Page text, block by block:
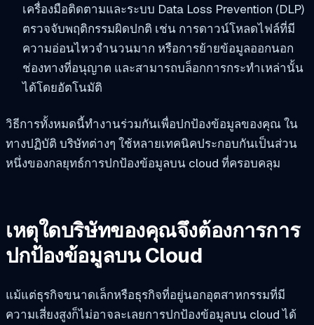
เครื่องมือติดตามและระบบ Data Loss Prevention (DLP)
ตรวจจับพฤติกรรมผิดปกติ เช่น การดาวน์โหลดไฟล์ที่มี
ความอ่อนไหวจำนวนมาก หรือการย้ายข้อมูลออกนอก
ช่องทางที่อนุญาต และสามารถบล็อกการกระทำเหล่านั้น
ได้โดยอัตโนมัติ
วิธีการทั้งหมดนี้ทำงานร่วมกันเพื่อปกป้องข้อมูลของคุณ ใน
ทางปฏิบัติ บริษัทต่างๆ ใช้หลายเทคนิคประกอบกันเป็นส่วน
หนึ่งของกลยุทธ์การปกป้องข้อมูลบน cloud ที่ครอบคลุม
เหตุใดบริษัทของคุณจึงต้องการการ
ปกป้องข้อมูลบน Cloud
แม้แต่ธุรกิจขนาดเล็กหรือธุรกิจที่อยู่นอกอุตสาหกรรมที่มี
ความเสี่ยงสูงก็ไม่อาจละเลยการปกป้องข้อมูลบน cloud ได้